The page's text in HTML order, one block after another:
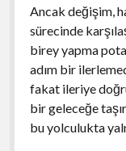
Ancak değişim,
sürecinde
birey yapma
adım bir
fakat ileriye doğru
bir geleceğe
bu yolculukta